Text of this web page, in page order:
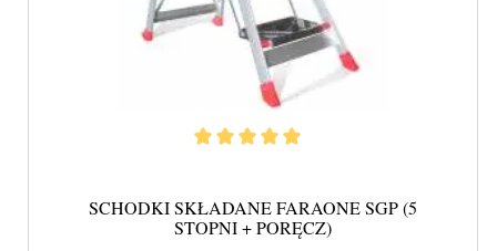
SCHODKI SKŁADANE FARAONE SGP (5
STOPNI + PORĘCZ)